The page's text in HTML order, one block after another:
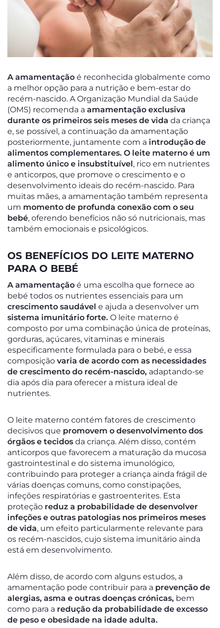
A amamentação é reconhecida globalmente como
a melhor opção para a nutrição e bem-estar do
recém-nascido. A Organização Mundial da Saúde
(OMS) recomenda a amamentação exclusiva
durante os primeiros seis meses de vida da criança
e, se possível, a continuação da amamentação
posteriormente, juntamente com a introdução de
alimentos complementares. O leite materno é um
alimento único e insubstituível, rico em nutrientes
e anticorpos, que promove o crescimento e o
desenvolvimento ideais do recém-nascido. Para
muitas mães, a amamentação também representa
um momento de profunda conexão com o seu
bebé, oferendo benefícios não só nutricionais, mas
também emocionais e psicológicos.
OS BENEFÍCIOS DO LEITE MATERNO
PARA O BEBÉ
A amamentação é uma escolha que fornece ao
bebé todos os nutrientes essenciais para um
crescimento saudável e ajuda a desenvolver um
sistema imunitário forte. O leite materno é
composto por uma combinação única de proteínas,
gorduras, açúcares, vitaminas e minerais
especificamente formulada para o bebé, e essa
composição varia de acordo com as necessidades
de crescimento do recém-nascido, adaptando-se
dia após dia para oferecer a mistura ideal de
nutrientes.
O leite materno contém fatores de crescimento
decisivos que promovem o desenvolvimento dos
órgãos e tecidos da criança. Além disso, contém
anticorpos que favorecem a maturação da mucosa
gastrointestinal e do sistema imunológico,
contribuindo para proteger a criança ainda frágil de
várias doenças comuns, como constipações,
infeções respiratórias e gastroenterites. Esta
proteção reduz a probabilidade de desenvolver
infeções e outras patologias nos primeiros meses
de vida, um efeito particularmente relevante para
os recém-nascidos, cujo sistema imunitário ainda
está em desenvolvimento.
Além disso, de acordo com alguns estudos, a
amamentação pode contribuir para a prevenção de
alergias, asma e outras doenças crónicas, bem
como para a redução da probabilidade de excesso
de peso e obesidade na idade adulta.